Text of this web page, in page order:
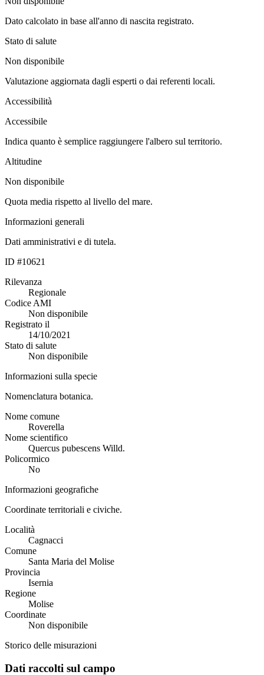
Dato calcolato in base all'anno di nascita registrato.
Stato di salute
Non disponibile
Valutazione aggiornata dagli esperti o dai referenti locali.
Accessibilità
Accessibile
Indica quanto è semplice raggiungere l'albero sul territorio.
Altitudine
Non disponibile
Quota media rispetto al livello del mare.
Informazioni generali
Dati amministrativi e di tutela.
ID #10621
Rilevanza
Regionale
Codice AMI
Non disponibile
Registrato il
14/10/2021
Stato di salute
Non disponibile
Informazioni sulla specie
Nomenclatura botanica.
Nome comune
Roverella
Nome scientifico
Quercus pubescens Willd.
Policormico
No
Informazioni geografiche
Coordinate territoriali e civiche.
Località
Cagnacci
Comune
Santa Maria del Molise
Provincia
Isernia
Regione
Molise
Coordinate
Non disponibile
Storico delle misurazioni
Dati raccolti sul campo